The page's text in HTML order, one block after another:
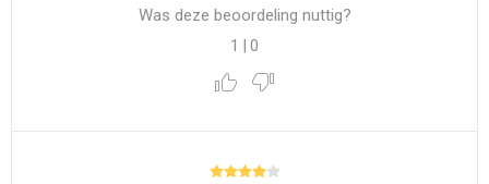
Was deze beoordeling nuttig?
1 | 0